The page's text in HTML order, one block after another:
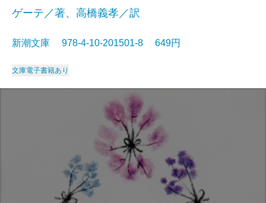
ゲーテ／著、高橋義孝／訳
新潮文庫 978-4-10-201501-8 649円
文庫電子書籍あり